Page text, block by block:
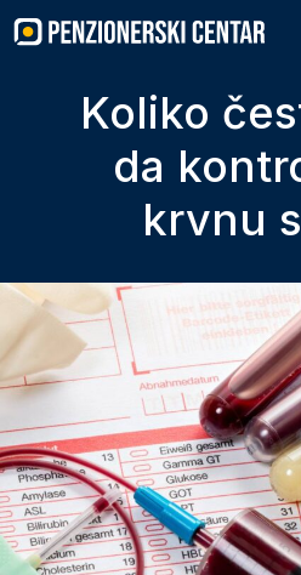
to
content
Koliko
da
krvnu